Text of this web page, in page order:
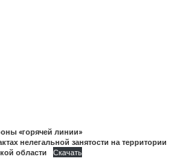
«горячей линии»
нелегальной занятости на территории
области
Скачать